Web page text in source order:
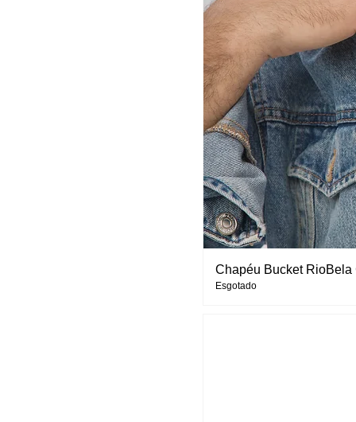
Chapéu Bucket RioBela
Esgotado